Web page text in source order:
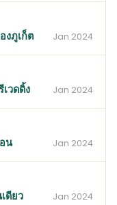
งภูเก็ต Jan 2024
วดดิ้ง Jan 2024
น Jan 2024
ดียว Jan 2024